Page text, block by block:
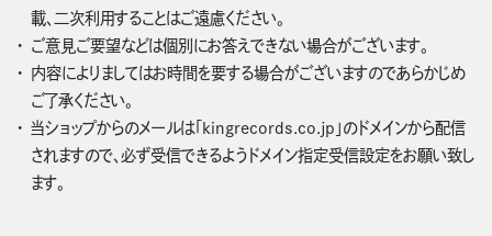
載、二次利用することはご遠慮ください。
ご意見ご要望などは個別にお答えできない場合がございます。
内容によりましてはお時間を要する場合がございますのであらかじめ
ご了承ください。
当ショップからのメールは「kingrecords.co.jp」のドメインから配信
されますので、必ず受信できるようドメイン指定受信設定をお願い致し
ます。